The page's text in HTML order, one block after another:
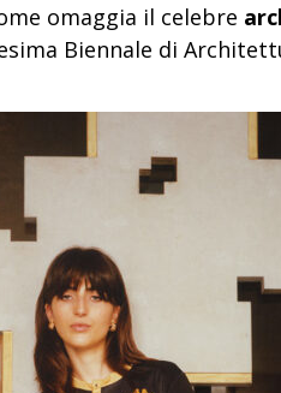
omaggia il celebre
Biennale di